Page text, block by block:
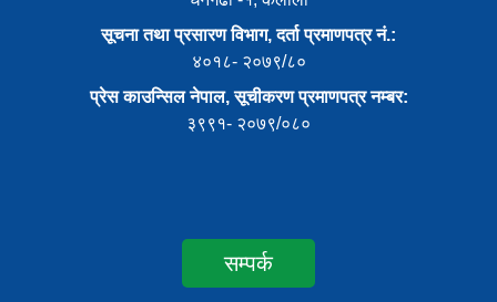
सूचना तथा प्रसारण विभाग, दर्ता प्रमाणपत्र नं.:
४०१८- २०७९/८०
प्रेस काउन्सिल नेपाल, सूचीकरण प्रमाणपत्र नम्बर:
३९९१- २०७९/०८०
सम्पर्क